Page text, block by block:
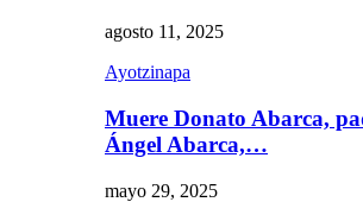
agosto 11, 2025
Ayotzinapa
Muere Donato Abarca,
Ángel Abarca,…
mayo 29, 2025